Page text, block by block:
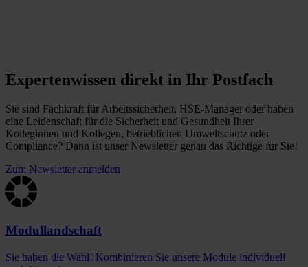
Expertenwissen direkt in Ihr Postfach
Sie sind Fachkraft für Arbeitssicherheit, HSE-Manager oder haben
eine Leidenschaft für die Sicherheit und Gesundheit Ihrer
Kolleginnen und Kollegen, betrieblichen Umweltschutz oder
Compliance? Dann ist unser Newsletter genau das Richtige für Sie!
Zum Newsletter anmelden
Modullandschaft
Sie haben die Wahl! Kombinieren Sie unsere Module individuell